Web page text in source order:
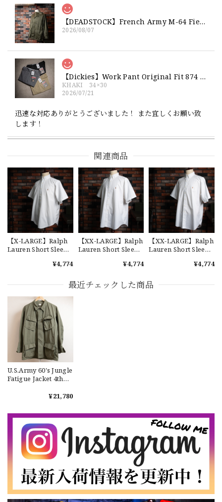
【DEADSTOCK】French Army M-64 Field Jacket "92C" 実物 フランス軍 フィールドジャケット コットンサテン300 デッドストック
2026/08/07
【Dickies】Work Pant Original Fit 874 新品 ディッキーズ オリジナルフィット ワークパンツ
KHAKI 34×30
2026/07/21
迅速な対応ありがとうございました！ また宜しくお願い致
します！
SPO
2026/07/18
交換商品受け取りました 速い発送ありがとうございました
又、トートバッグありがとうございます。使わせて頂きま
す。商品ですがニューエラとはひと味違ってとてもいいと思
います。チェーンステッチが雰囲気があり、他とかぶらない
感じが気に入りました。 YouTube 楽しみにしてます
GREEN
2026/07/17
2026/07/17
DSA
なかなか見つからないこの色味が本当に好きです！ありがと
うございました！
【LARGE】Ralph Lauren Short Sleeve Cotton BD Shirt ラルフローレン ユーズド 半袖 ボタンダウンシャツ No.146
2026/07/14
関連商品
【X-LARGE】Ralph
Lauren Short Sleeve
"YARMOUTH" ラルフ
袖 ボタンダウンシャ
¥4,774
【XX-LARGE】Ralph
Lauren Short Sleeve
"YARMOUTH" ラルフ
袖 ボタンダウンシャ
¥4,774
【XX-LARGE】Ralph
Lauren Short Sleeve
"YARMOUTH" ラルフ
袖 ボタンダウンシャ
¥4,774
最近チェックした商品
U.S.Army 60's Jungle
Fatigue Jacket 4th
アメリカ軍 ジャング
ケット オリーブ OD
No.128
¥21,780